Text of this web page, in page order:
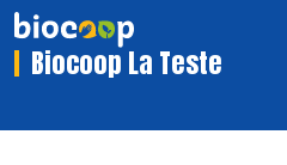
Biocoop La Teste